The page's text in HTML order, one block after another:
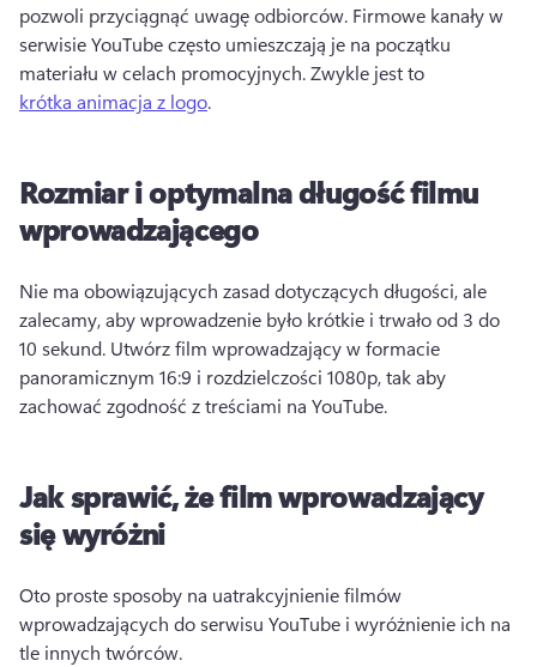
pozwoli przyciągnąć uwagę odbiorców. Firmowe kanały w
serwisie YouTube często umieszczają je na początku
materiału w celach promocyjnych. Zwykle jest to
krótka animacja z logo.
Rozmiar i optymalna długość filmu
wprowadzającego
Nie ma obowiązujących zasad dotyczących długości, ale
zalecamy, aby wprowadzenie było krótkie i trwało od 3 do
10 sekund. Utwórz film wprowadzający w formacie
panoramicznym 16:9 i rozdzielczości 1080p, tak aby
zachować zgodność z treściami na YouTube.
Jak sprawić, że film wprowadzający
się wyróżni
Oto proste sposoby na uatrakcyjnienie filmów
wprowadzających do serwisu YouTube i wyróżnienie ich na
tle innych twórców.